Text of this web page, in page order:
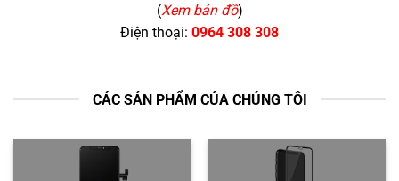
(Xem bản đồ)
Điện thoại: 0964 308 308
CÁC SẢN PHẨM CỦA CHÚNG TÔI